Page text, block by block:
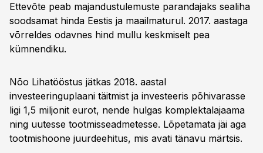
Ettevõte peab majandustulemuste parandajaks sealiha
soodsamat hinda Eestis ja maailmaturul. 2017. aastaga
võrreldes odavnes hind mullu keskmiselt pea
kümnendiku.
Nõo Lihatööstus jätkas 2018. aastal
investeeringuplaani täitmist ja investeeris põhivarasse
ligi 1,5 miljonit eurot, nende hulgas komplektalajaama
ning uutesse tootmisseadmetesse. Lõpetamata jäi aga
tootmishoone juurdeehitus, mis avati tänavu märtsis.